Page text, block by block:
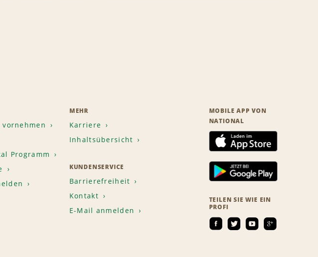
Programm
MEHR
Karriere
Inhaltsübersicht
KUNDENSERVICE
Barrierefreiheit
Kontakt
E-Mail anmelden
MOBILE APP VON
NATIONAL
TEILEN SIE WIE EIN
PROFI